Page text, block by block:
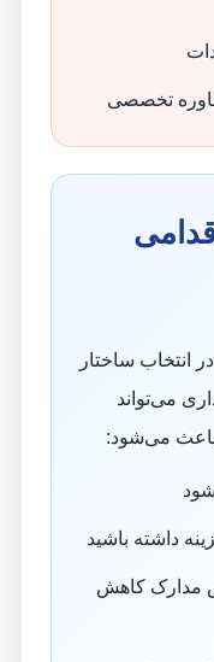
تخصصی
انتخاب ساختار
می‌تواند
باعث می‌شود:
داشته باشید
مدارک کاهش